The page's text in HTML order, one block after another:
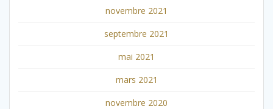
novembre 2021
septembre 2021
mai 2021
mars 2021
novembre 2020